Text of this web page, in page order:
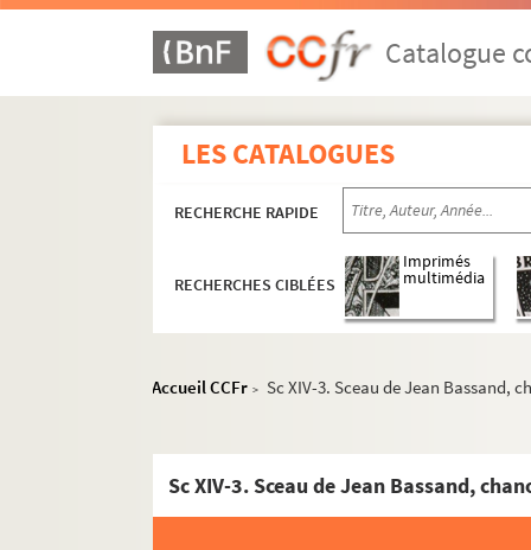
Catalogue
LES CATALOGUES
RECHERCHE RAPIDE
RECHERCHES CIBLÉES
Imprimés
multimédia
Accueil CCFr > Sc XIV-3. Sceau de Jean Bassand,